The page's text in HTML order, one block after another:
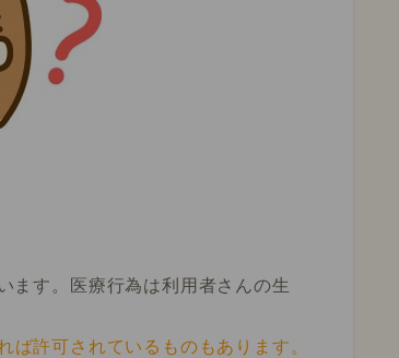
ます。
医療行為は利用者さんの生
ば許可されているものもあります。